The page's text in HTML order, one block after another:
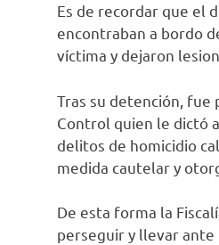
Es de recordar que el
encontraban a bordo
víctima y dejaron
Tras su detención, fue
Control quien le dictó
delitos de homicidio
medida cautelar y
De esta forma la
perseguir y llevar ante